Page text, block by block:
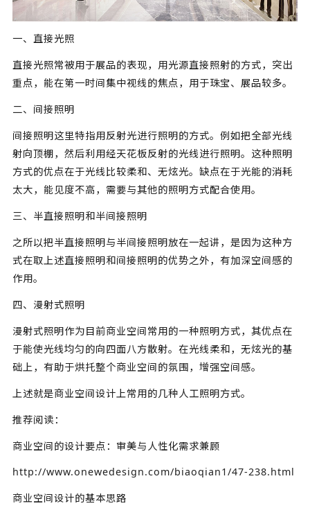
一、直接光照
直接光照常被用于展品的表现，用光源直接照射的方式，突出
重点，能在第一时间集中视线的焦点，用于珠宝、展品较多。
二、间接照明
间接照明这里特指用反射光进行照明的方式。例如把全部光线
射向顶棚，然后利用经天花板反射的光线进行照明。这种照明
方式的优点在于光线比较柔和、无炫光。缺点在于光能的消耗
太大，能见度不高，需要与其他的照明方式配合使用。
三、半直接照明和半间接照明
之所以把半直接照明与半间接照明放在一起讲，是因为这种方
式在取上述直接照明和间接照明的优势之外，有加深空间感的
作用。
四、漫射式照明
漫射式照明作为目前商业空间常用的一种照明方式，其优点在
于能使光线均匀的向四面八方散射。在光线柔和，无炫光的基
础上，有助于烘托整个商业空间的氛围，增强空间感。
上述就是商业空间设计 上常用的几种人工照明方式。
推荐阅读：
商业空间的设计要点：审美与人性化需求兼顾
http://www.onewedesign.com/biaoqian1/47-238.html
商业空间设计的基本思路